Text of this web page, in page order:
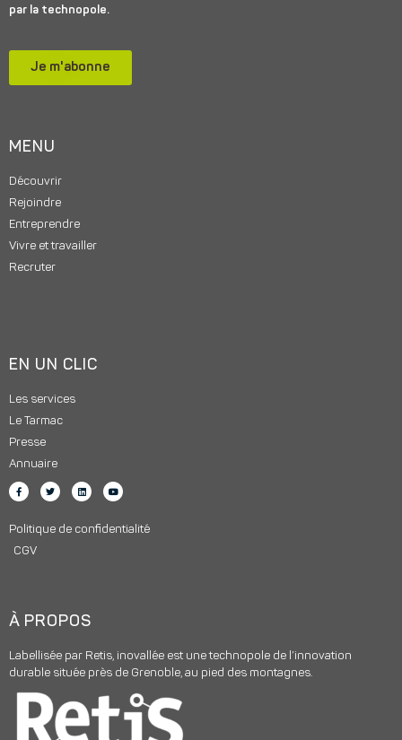
par la technopole.
Je m'abonne
MENU
Découvrir
Rejoindre
Entreprendre
Vivre et travailler
Recruter
EN UN CLIC
Les services
Le Tarmac
Presse
Annuaire
Politique de confidentialité
CGV
À PROPOS
Labellisée par Retis, inovallée est une technopole de l’innovation
durable située près de Grenoble, au pied des montagnes.